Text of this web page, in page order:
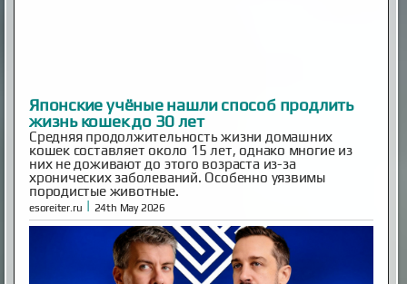
Японские учёные нашли способ продлить
жизнь кошек до 30 лет
Средняя продолжительность жизни домашних
кошек составляет около 15 лет, однако многие из
них не доживают до этого возраста из-за
хронических заболеваний. Особенно уязвимы
породистые животные.
esoreiter.ru | 24th May 2026